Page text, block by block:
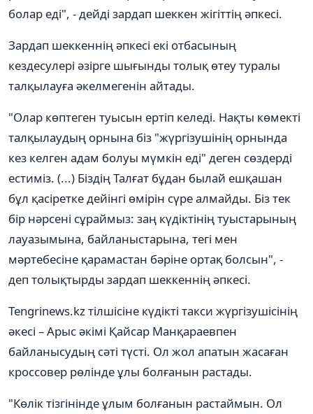
болар еді", - дейді зардап шеккен жігіттің әпкесі.
Зардап шеккеннің әпкесі екі отбасының
кездесулері әзірге шығынды толық өтеу туралы
талқылауға әкелмегенін айтады.
"Олар көптеген туысын ертіп келеді. Нақты көмекті
талқылаудың орнына біз "жүргізушінің орнында
кез келген адам болуы мүмкін еді" деген сөздерді
естиміз. (...) Біздің Талғат бұдан былай ешқашан
бұл қасіретке дейінгі өмірін сүре алмайды. Біз тек
бір нәрсені сұраймыз: заң күдіктінің туыстарының
лауазымына, байланыстарына, тегі мен
мәртебесіне қарамастан бәріне ортақ болсын", -
деп толықтырды зардап шеккеннің әпкесі.
Tengrinews.kz тілшісіне күдікті такси жүргізушісінің
әкесі – Арыс әкімі Қайсар Манқараевпен
байланысудың сәті түсті. Ол жол апатын жасаған
кроссовер рөлінде ұлы болғанын растады.
"Көлік тізгінінде ұлым болғанын растаймын. Ол